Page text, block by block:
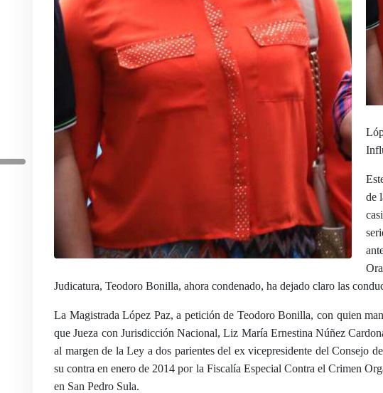
de
Judicatura, Teodoro Bonilla, ahora condenado, ha dejado claro las
La Magistrada López Paz, a petición de Teodoro Bonilla, con quien
que Jueza con Jurisdicción Nacional, Liz María Ernestina Núñez
al margen de la Ley a dos parientes del ex vicepresidente del Consejo
su contra en enero de 2014 por la Fiscalía Especial Contra el Crimen
en San Pedro Sula.